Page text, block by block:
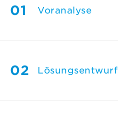
Voranalyse
Lösungsentwurf